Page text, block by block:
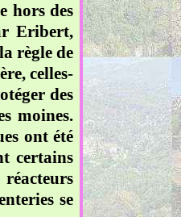
hors des
Eribert,
règle de
celles-
des
moines.
ont été
certains
se